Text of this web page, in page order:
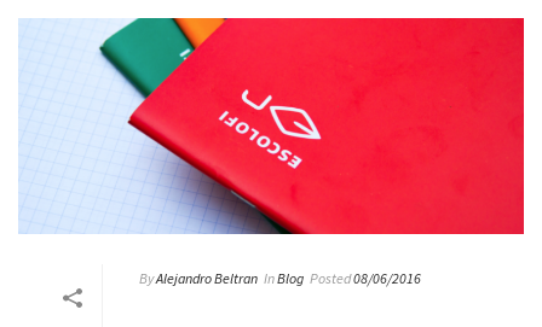
ByAlejandro Beltran InBlog Posted08/06/2016